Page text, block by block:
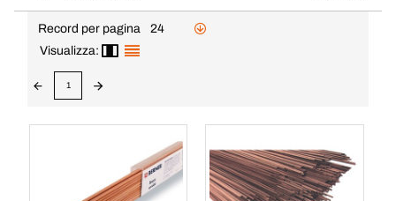
Record per pagina
24
Visualizza:
1